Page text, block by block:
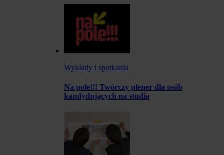
Wykłady i spotkania
Na pole!!! Twórczy plener dla osób
kandydujących na studia